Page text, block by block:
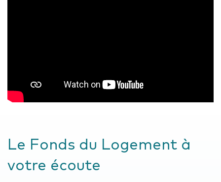
Le Fonds du Logement à
votre écoute